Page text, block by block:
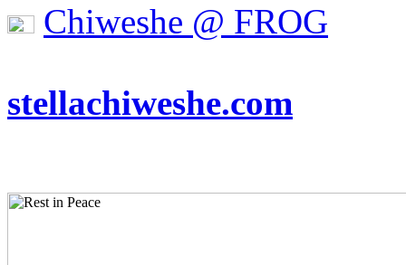
Chiweshe @ FROG
stellachiweshe.com